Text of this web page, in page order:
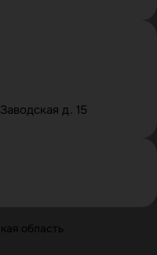
д. 15
область